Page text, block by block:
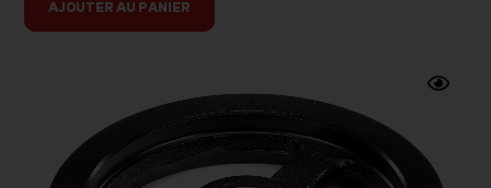
AJOUTER AU PANIER